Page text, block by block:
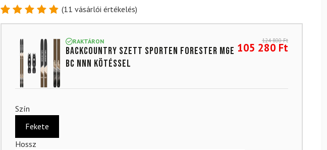
Értékelés
5-ből,
11
értékelés
alapján
(11 vásárlói értékelés)
RAKTÁRON
Backcountry szett SPORTEN Forester MgE
BC NNN kötéssel
124 800Ft
105 280 Ft
Szín
Fekete
Hossz